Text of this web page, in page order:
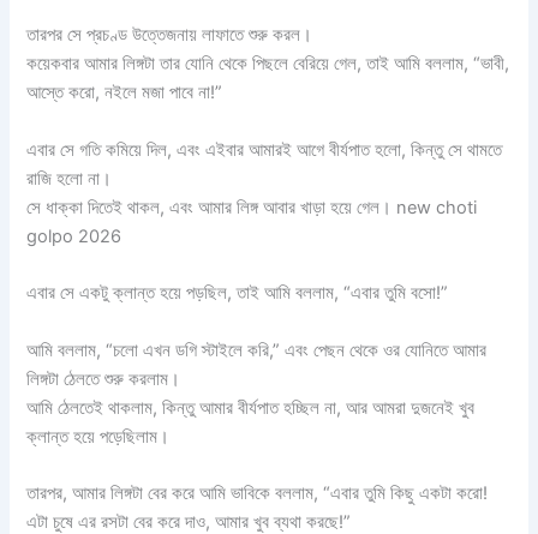
তারপর সে প্রচণ্ড উত্তেজনায় লাফাতে শুরু করল।
কয়েকবার আমার লিঙ্গটা তার যোনি থেকে পিছলে বেরিয়ে গেল, তাই আমি বললাম, “ভাবী,
আস্তে করো, নইলে মজা পাবে না!”
এবার সে গতি কমিয়ে দিল, এবং এইবার আমারই আগে বীর্যপাত হলো, কিন্তু সে থামতে
রাজি হলো না।
সে ধাক্কা দিতেই থাকল, এবং আমার লিঙ্গ আবার খাড়া হয়ে গেল। new choti
golpo 2026
এবার সে একটু ক্লান্ত হয়ে পড়ছিল, তাই আমি বললাম, “এবার তুমি বসো!”
আমি বললাম, “চলো এখন ডগি স্টাইলে করি,” এবং পেছন থেকে ওর যোনিতে আমার
লিঙ্গটা ঠেলতে শুরু করলাম।
আমি ঠেলতেই থাকলাম, কিন্তু আমার বীর্যপাত হচ্ছিল না, আর আমরা দুজনেই খুব
ক্লান্ত হয়ে পড়েছিলাম।
তারপর, আমার লিঙ্গটা বের করে আমি ভাবিকে বললাম, “এবার তুমি কিছু একটা করো!
এটা চুষে এর রসটা বের করে দাও, আমার খুব ব্যথা করছে!”